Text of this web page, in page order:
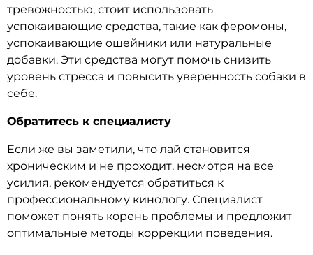
тревожностью, стоит использовать
успокаивающие средства, такие как феромоны,
успокаивающие ошейники или натуральные
добавки. Эти средства могут помочь снизить
уровень стресса и повысить уверенность собаки в
себе.
Обратитесь к специалисту
Если же вы заметили, что лай становится
хроническим и не проходит, несмотря на все
усилия, рекомендуется обратиться к
профессиональному кинологу. Специалист
поможет понять корень проблемы и предложит
оптимальные методы коррекции поведения.